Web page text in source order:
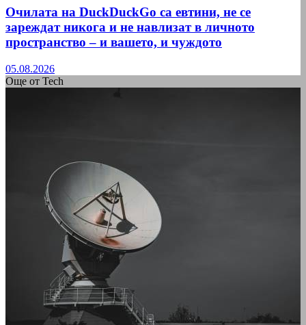
Очилата на DuckDuckGo са евтини, не се
зареждат никога и не навлизат в личното
пространство – и вашето, и чуждото
05.08.2026
Още от Tech